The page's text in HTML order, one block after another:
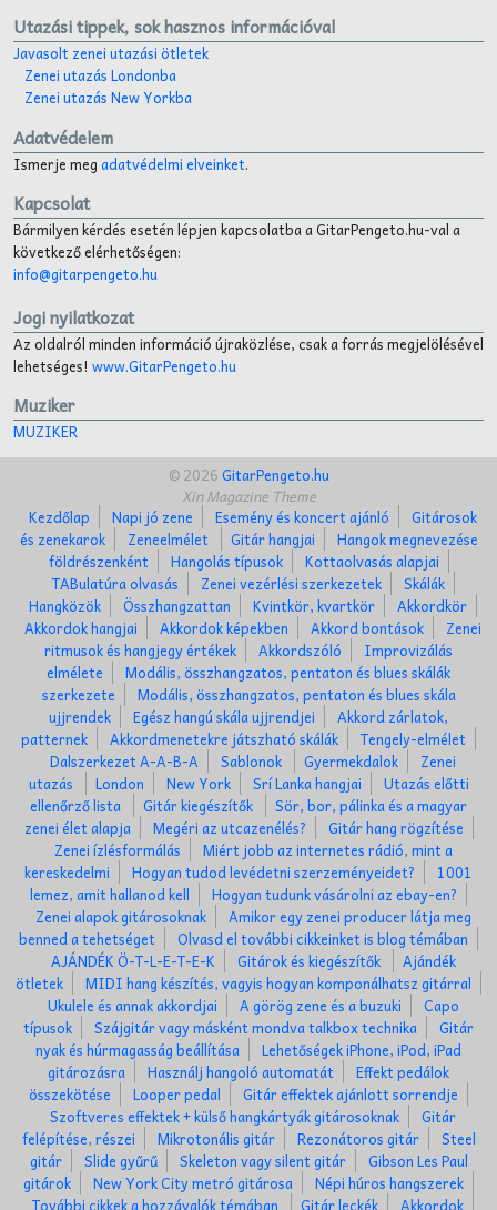
Utazási tippek, sok hasznos információval
Javasolt zenei utazási ötletek
Zenei utazás Londonba
Zenei utazás New Yorkba
Adatvédelem
Ismerje megadatvédelmi elveinket.
Kapcsolat
Bármilyen kérdés esetén lépjen kapcsolatba a GitarPengeto.hu-val a
következő elérhetőségen:
info@gitarpengeto.hu
Jogi nyilatkozat
Az oldalról minden információ újraközlése, csak a forrás megjelölésével
lehetséges! www.GitarPengeto.hu
Muziker
MUZIKER
© 2026GitarPengeto.hu
Xin Magazine Theme
Kezdőlap
Napi jó zene Esemény és koncert ajánló
Gitárosok
és zenekarok
Zeneelmélet Gitár hangjai
Hangok megnevezése
földrészenként
Hangolás típusok
Kottaolvasás alapjai
TABulatúra olvasás
Zenei vezérlési szerkezetek
Skálák
Hangközök
Összhangzattan Kvintkör, kvartkör
Akkordkör
Akkordok hangjai
Akkordok képekben Akkord bontások
Zenei
ritmusok és hangjegy értékek
Akkordszóló
Improvizálás
elmélete
Modális, összhangzatos, pentaton és blues skálák
szerkezete
Modális, összhangzatos, pentaton és blues skála
ujjrendek
Egész hangú skála ujjrendjei
Akkord zárlatok,
patternek
Akkordmenetekre játszható skálák
Tengely-elmélet
Dalszerkezet A-A-B-A
Sablonok Gyermekdalok
Zenei
utazás
London New York Srí Lanka hangjai
Utazás előtti
ellenőrző lista
Gitár kiegészítők
Sör, bor, pálinka és a magyar
zenei élet alapja
Megéri az utcazenélés?
Gitár hang rögzítése
Zenei ízlésformálás
Miért jobb az internetes rádió, mint a
kereskedelmi
Hogyan tudod levédetni szerzeményeidet?
1001
lemez, amit hallanod kell
Hogyan tudunk vásárolni az ebay-en?
Zenei alapok gitárosoknak
Amikor egy zenei producer látja meg
benned a tehetséget
Olvasd el további cikkeinket is blog témában
AJÁNDÉK Ö-T-L-E-T-E-K
Gitárok és kiegészítők
Ajándék
ötletek
MIDI hang készítés, vagyis hogyan komponálhatsz gitárral
Ukulele és annak akkordjai
A görög zene és a buzuki
Capo
típusok
Szájgitár vagy másként mondva talkbox technika
Gitár
nyak és húrmagasság beállítása
Lehetőségek iPhone, iPod, iPad
gitározásra
Használj hangoló automatát
Effekt pedálok
összekötése
Looper pedal
Gitár effektek ajánlott sorrendje
Szoftveres effektek + külső hangkártyák gitárosoknak
Gitár
felépítése, részei
Mikrotonális gitár Rezonátoros gitár
Steel
gitár
Slide gyűrű Skeleton vagy silent gitár
Gibson Les Paul
gitárok
New York City metró gitárosa
Népi húros hangszerek